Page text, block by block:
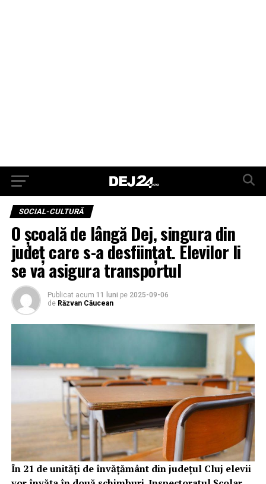
SOCIAL-CULTURĂ
O școală de lângă Dej, singura din
județ care s-a desființat. Elevilor li
se va asigura transportul
Publicat acum 11 luni pe 2025-09-06
de Răzvan Căucean
În 21 de unități de învățământ din județul Cluj elevii